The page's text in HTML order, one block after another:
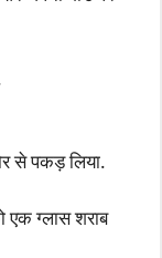
से पकड़ लिया.
ग्लास शराब